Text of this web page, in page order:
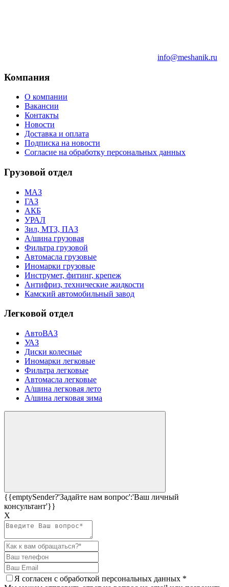
info@meshanik.ru
Компания
О компании
Вакансии
Контакты
Новости
Доставка и оплата
Подписка на новости
Согласие на обработку персональных данных
Грузовой отдел
МАЗ
ГАЗ
АКБ
УРАЛ
Зил, МТЗ, ПАЗ
А/шина грузовая
Фильтра грузовой
Автомасла грузовые
Иномарки грузовые
Инструмет, фитинг, крепеж
Антифриз, технические жидкости
Камский автомобильный завод
Легковой отдел
АвтоВАЗ
УАЗ
Диски колесные
Иномарки легковые
Фильтра легковые
Автомасла легковые
А/шина легковая лето
А/шина легковая зима
{{emptySender?'Задайте нам вопрос':'Ваш личный
консультант'}}
Х
Я согласен c обработкой персональных данных *